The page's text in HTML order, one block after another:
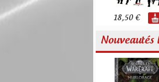
18,50 €
Nouveautés